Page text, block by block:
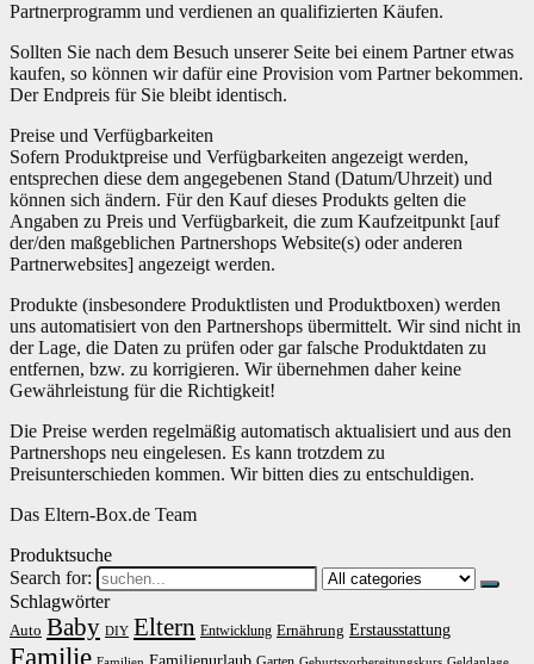
Partnerprogramm und verdienen an qualifizierten Käufen.
Sollten Sie nach dem Besuch unserer Seite bei einem Partner etwas
kaufen, so können wir dafür eine Provision vom Partner bekommen.
Der Endpreis für Sie bleibt identisch.
Preise und Verfügbarkeiten
Sofern Produktpreise und Verfügbarkeiten angezeigt werden,
entsprechen diese dem angegebenen Stand (Datum/Uhrzeit) und
können sich ändern. Für den Kauf dieses Produkts gelten die
Angaben zu Preis und Verfügbarkeit, die zum Kaufzeitpunkt [auf
der/den maßgeblichen Partnershops Website(s) oder anderen
Partnerwebsites] angezeigt werden.
Produkte (insbesondere Produktlisten und Produktboxen) werden
uns automatisiert von den Partnershops übermittelt. Wir sind nicht in
der Lage, die Daten zu prüfen oder gar falsche Produktdaten zu
entfernen, bzw. zu korrigieren. Wir übernehmen daher keine
Gewährleistung für die Richtigkeit!
Die Preise werden regelmäßig automatisch aktualisiert und aus den
Partnershops neu eingelesen. Es kann trotzdem zu
Preisunterschieden kommen. Wir bitten dies zu entschuldigen.
Das Eltern-Box.de Team
Produktsuche
Search for:
Schlagwörter
Auto Baby DIY Eltern Entwicklung Ernährung Erstausstattung
Familie